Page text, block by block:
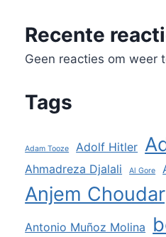
Recente
Geen reacties om weer
Tags
Adam Tooze Adolf Hitler
Ahmadreza Djalali Al Gore
Anjem
Antonio Muñoz Molina